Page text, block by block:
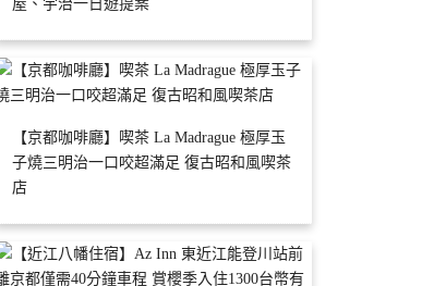
屋、宇治一日遊提案
【京都咖啡廳】喫茶 La Madrague 極厚玉
子燒三明治一口咬超滿足 復古昭和風喫茶
店